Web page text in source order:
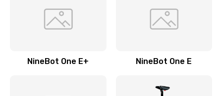
NineBot One E+ NineBot One E